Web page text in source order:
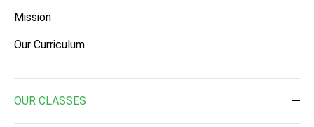
Mission
Our Curriculum
OUR CLASSES